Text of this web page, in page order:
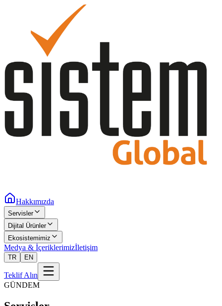
Hakkımızda
Servisler
Dijital Ürünler
Ekosistemimiz
Medya & İçeriklerimizİletişim
TR EN
Teklif Alın
GÜNDEM